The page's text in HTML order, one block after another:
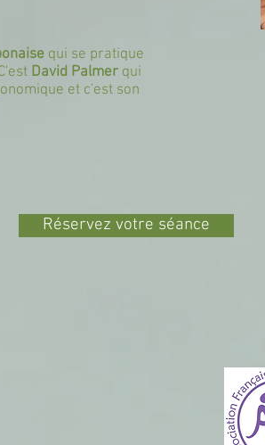
qui se pratique
David Palmer qui
et c'est son
Réservez votre séance